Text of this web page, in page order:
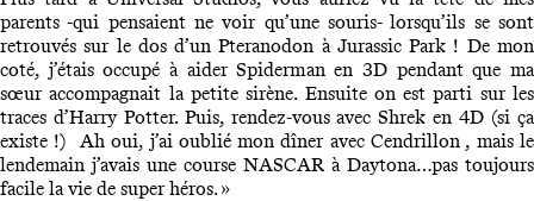
parents -qui pensaient ne voir qu’une souris- lorsqu’ils se sont
retrouvés sur le dos d’un Pteranodon à Jurassic Park ! De mon
coté, j’étais occupé à aider Spiderman en 3D pendant que ma
sœur accompagnait la petite sirène. Ensuite on est parti sur les
traces d’Harry Potter. Puis, rendez-vous avec Shrek en 4D (si ça
existe !) Ah oui, j’ai oublié mon dîner avec Cendrillon , mais le
lendemain j’avais une course NASCAR à Daytona…pas toujours
facile la vie de super héros. »